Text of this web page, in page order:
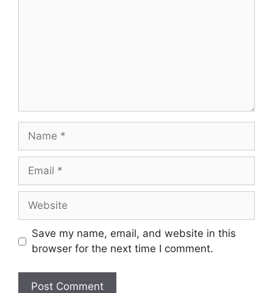
Name
Email
Website
Save my name, email, and website in this
browser for the next time I comment.